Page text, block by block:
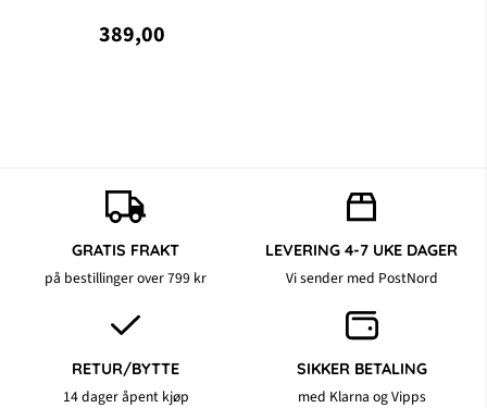
389,00
GRATIS FRAKT
på bestillinger over 799 kr
LEVERING 4-7 UKE DAGER
Vi sender med PostNord
RETUR/BYTTE
14 dager åpent kjøp
SIKKER BETALING
med Klarna og Vipps